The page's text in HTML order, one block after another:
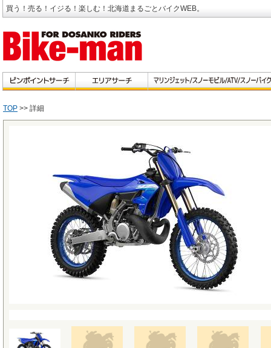
買う！売る！イジる！楽しむ！北海道まるごとバイクWEB。
TOP >> 詳細